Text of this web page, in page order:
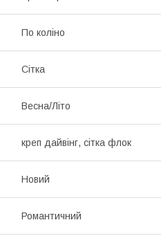
По коліно
Сітка
Весна/Літо
креп дайвінг, сітка флок
Новий
Романтичний